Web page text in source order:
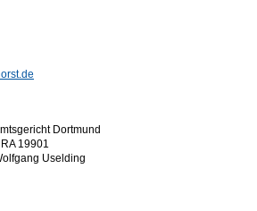
Dortmund
19901
Uselding